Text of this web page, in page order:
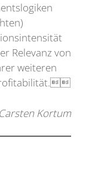
Relevanz von
weiteren
Carsten Kortum